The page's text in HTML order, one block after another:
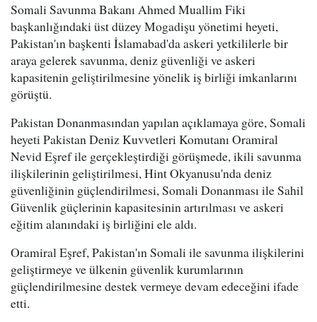
Somali Savunma Bakanı Ahmed Muallim Fiki
başkanlığındaki üst düzey Mogadişu yönetimi heyeti,
Pakistan'ın başkenti İslamabad'da askeri yetkililerle bir
araya gelerek savunma, deniz güvenliği ve askeri
kapasitenin geliştirilmesine yönelik iş birliği imkanlarını
görüştü.
Pakistan Donanmasından yapılan açıklamaya göre, Somali
heyeti Pakistan Deniz Kuvvetleri Komutanı Oramiral
Nevid Eşref ile gerçekleştirdiği görüşmede, ikili savunma
ilişkilerinin geliştirilmesi, Hint Okyanusu'nda deniz
güvenliğinin güçlendirilmesi, Somali Donanması ile Sahil
Güvenlik güçlerinin kapasitesinin artırılması ve askeri
eğitim alanındaki iş birliğini ele aldı.
Oramiral Eşref, Pakistan'ın Somali ile savunma ilişkilerini
geliştirmeye ve ülkenin güvenlik kurumlarının
güçlendirilmesine destek vermeye devam edeceğini ifade
etti.